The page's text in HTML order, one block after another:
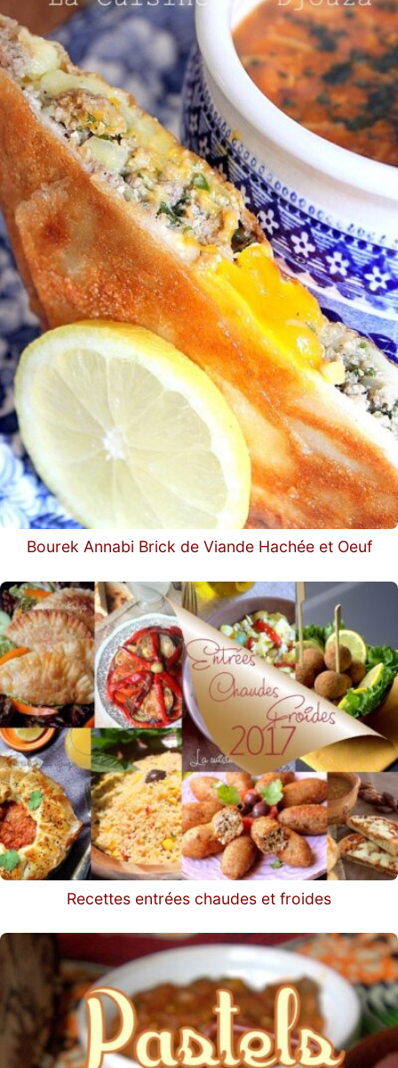
Bourek Annabi Brick de Viande Hachée et Oeuf
Recettes entrées chaudes et froides